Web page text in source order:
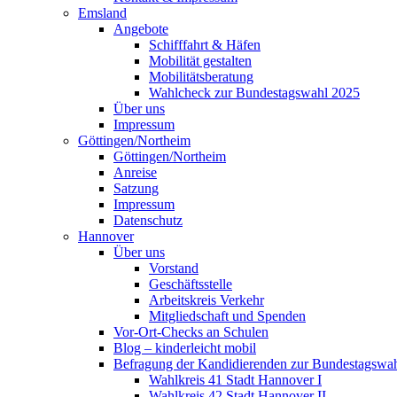
Emsland
Angebote
Schifffahrt & Häfen
Mobilität gestalten
Mobilitätsberatung
Wahlcheck zur Bundestagswahl 2025
Über uns
Impressum
Göttingen/Northeim
Göttingen/Northeim
Anreise
Satzung
Impressum
Datenschutz
Hannover
Über uns
Vorstand
Geschäftsstelle
Arbeitskreis Verkehr
Mitgliedschaft und Spenden
Vor-Ort-Checks an Schulen
Blog – kinderleicht mobil
Befragung der Kandidierenden zur
Wahlkreis 41 Stadt Hannover I